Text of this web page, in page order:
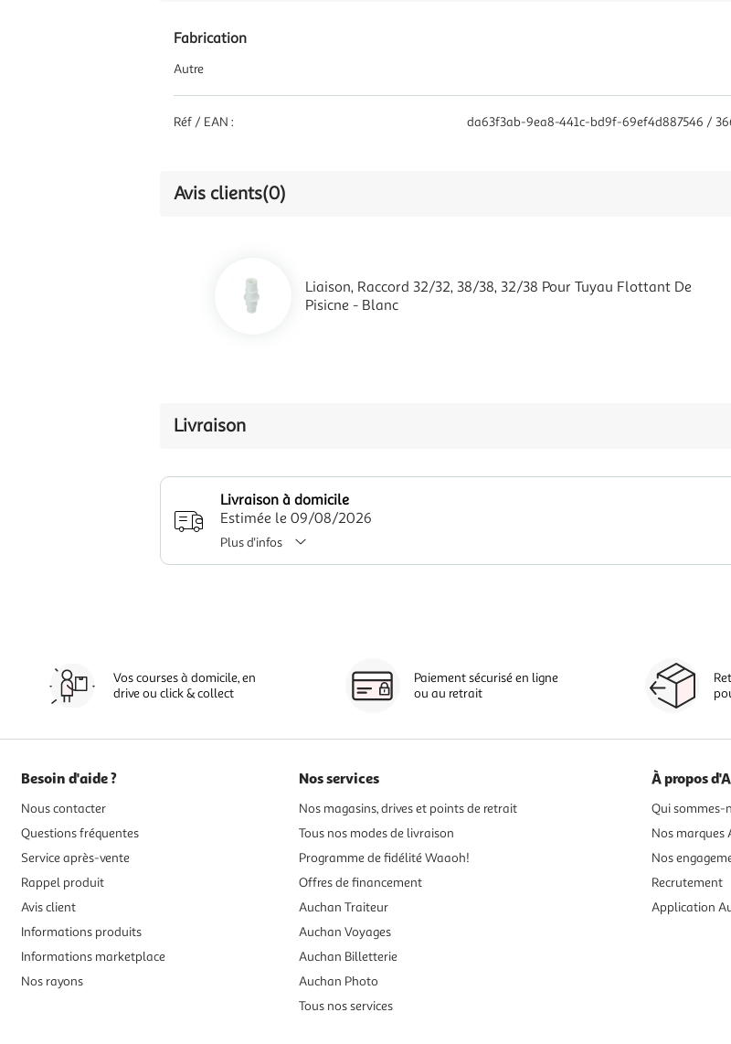
Fabrication
Autre
Réf / EAN : da63f3ab-9ea8-441c-bd9f-69ef4d887546 /
Avis clients(0)
Liaison, Raccord 32/32, 38/38, 32/38 Pour Tuyau Flottant De
Pisicne - Blanc
Livraison
Livraison à domicile
Estimée le 09/08/2026
Plus d'infos
Vos courses à domicile, en
drive ou click & collect
Paiement sécurisé en ligne
ou au retrait
Besoin d'aide ?
Nous contacter
Questions fréquentes
Service après-vente
Rappel produit
Avis client
Informations produits
Informations marketplace
Nos rayons
Nos services
Nos magasins, drives et points de retrait
Tous nos modes de livraison
Programme de fidélité Waaoh!
Offres de financement
Auchan Traiteur
Auchan Voyages
Auchan Billetterie
Auchan Photo
Tous nos services
À propos
Qui sommes-
Nos marques
Nos
Recrutement
Application